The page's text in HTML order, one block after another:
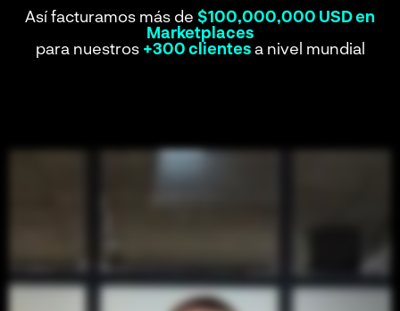
Así facturamos más de $100,000,000 USD en
Marketplaces
para nuestros +300 clientes a nivel mundial